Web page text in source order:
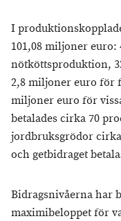
I
101,08 miljoner
nötköttsproduktion,
2,8 miljoner euro för
miljoner euro för
betalades cirka 70
jordbruksgrödor
och getbidraget
Bidragsnivåerna har
maximibeloppet för